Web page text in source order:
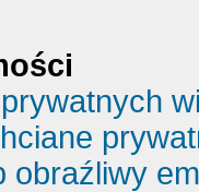
obraźliwy